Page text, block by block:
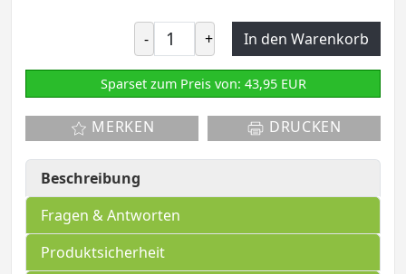
- + In den Warenkorb
Sparset zum Preis von: 43,95 EUR
MERKEN DRUCKEN
Beschreibung
Fragen & Antworten
Produktsicherheit